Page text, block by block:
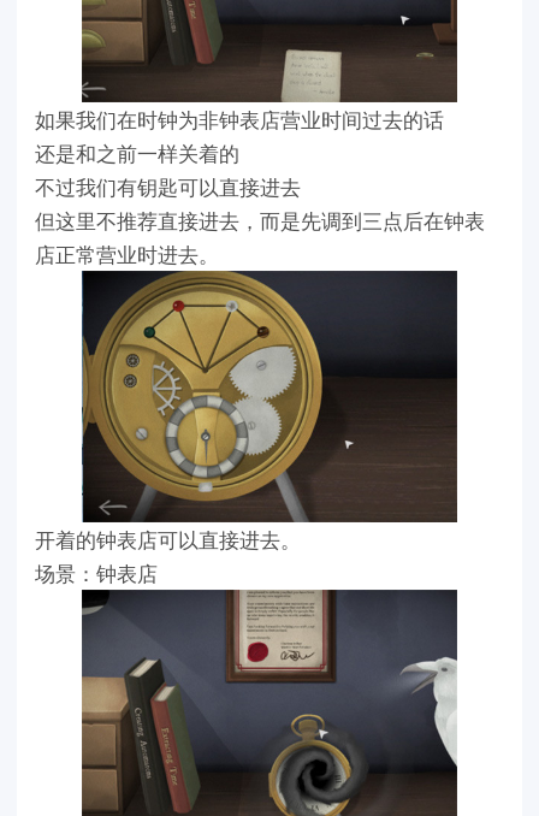
如果我们在时钟为非钟表店营业时间过去的话
还是和之前一样关着的
不过我们有钥匙可以直接进去
但这里不推荐直接进去，而是先调到三点后在钟表
店正常营业时进去。
开着的钟表店可以直接进去。
场景：钟表店